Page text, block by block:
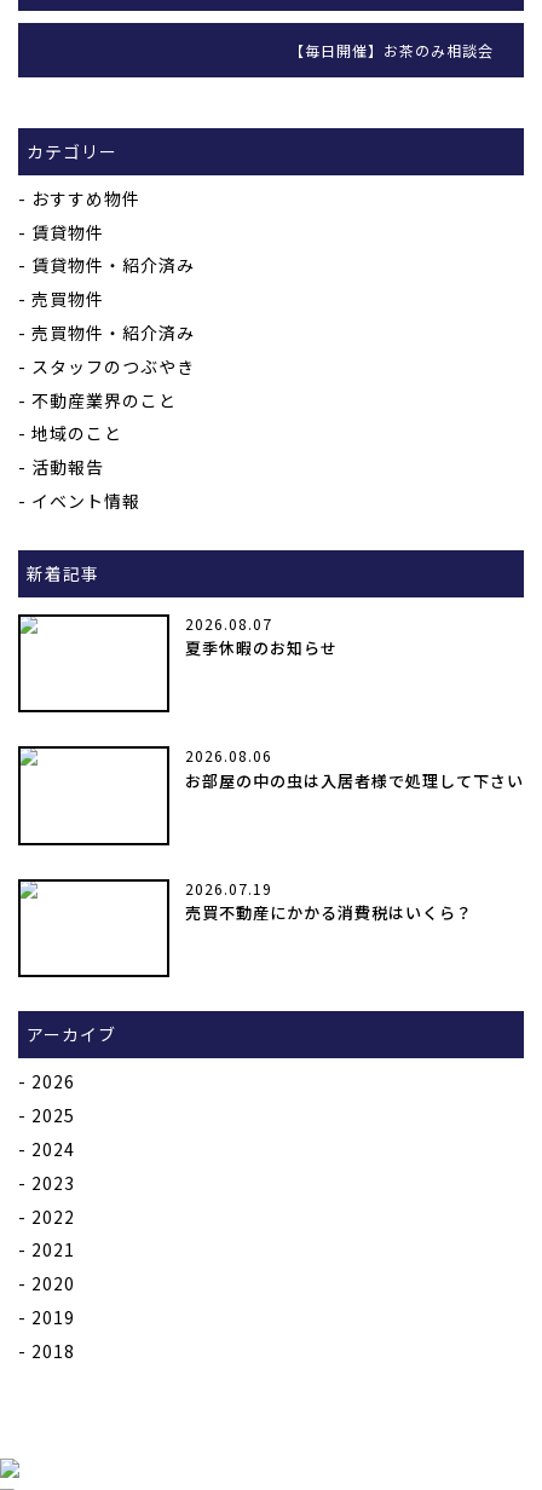
【毎日開催】お茶のみ相談会
カテゴリー
おすすめ物件
賃貸物件
賃貸物件・紹介済み
売買物件
売買物件・紹介済み
スタッフのつぶやき
不動産業界のこと
地域のこと
活動報告
イベント情報
新着記事
2026.08.07
夏季休暇のお知らせ
2026.08.06
お部屋の中の虫は入居者様で処理して下さい
2026.07.19
売買不動産にかかる消費税はいくら？
アーカイブ
2026
2025
2024
2023
2022
2021
2020
2019
2018